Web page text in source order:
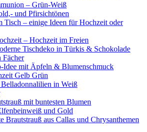
– Grün-Weiß
und Pfirsichtönen
Tisch – einige Ideen für Hochzeit oder
– Hochzeit im Freien
Tischdeko in Türkis & Schokolade
Fächer
Idee mit Äpfeln & Blumenschmuck
Gelb Grün
Belladonnalilien in Weiß
mit buntesten Blumen
und Gold
Brautstrauß aus Callas und Chrysanthemen